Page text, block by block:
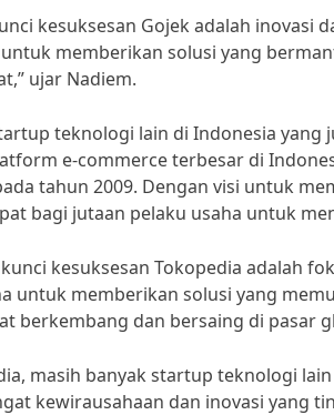
kesuksesan Gojek adalah inovasi
memberikan solusi yang
ujar Nadiem.
teknologi lain di Indonesia yang
e-commerce terbesar di
tahun 2009. Dengan visi untuk
bagi jutaan pelaku usaha untuk
kesuksesan Tokopedia adalah
untuk memberikan solusi yang
berkembang dan bersaing di pasar
masih banyak startup teknologi
kewirausahaan dan inovasi yang